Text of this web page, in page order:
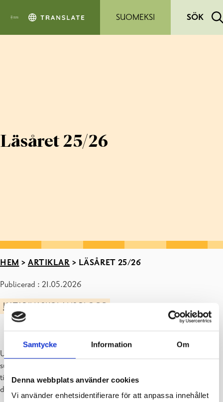
Samtycke Information Om
Denna webbplats använder cookies
Vi använder enhetsidentifierare för att anpassa innehållet
SUOMEKSI
SÖK
Läsåret 25/26
HEM > ARTIKLAR > LÄSÅRET 25/26
Publicerad : 21.05.2026
KATARINASKOLANS BLOGG
Under det här läsåret har vi flyttat in i vår nyrenoverade skola. Vi är
supernöjda med byggnaden och väntar med spänning på vår
tillbyggnad. Vi har också firat vårt jubileumsår med fester både
dagtid och kvällstid för elever och vuxna.